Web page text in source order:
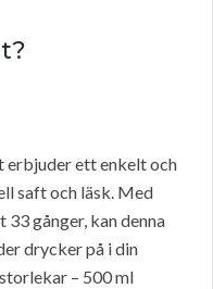
ett enkelt och
saft och läsk. Med
gånger, kan denna
drycker på i din
– 500 ml